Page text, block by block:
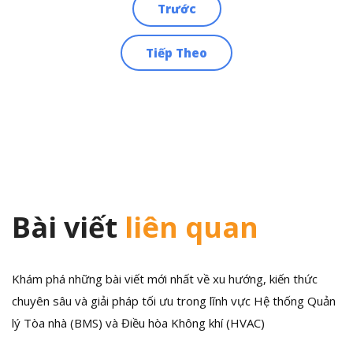
Trước
Tiếp Theo
Bài viết liên quan
Khám phá những bài viết mới nhất về xu hướng, kiến thức
chuyên sâu và giải pháp tối ưu trong lĩnh vực Hệ thống Quản
lý Tòa nhà (BMS) và Điều hòa Không khí (HVAC)